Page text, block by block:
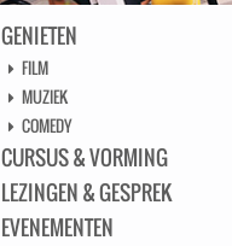
GENIETEN
FILM
MUZIEK
COMEDY
CURSUS & VORMING
LEZINGEN & GESPREK
EVENEMENTEN